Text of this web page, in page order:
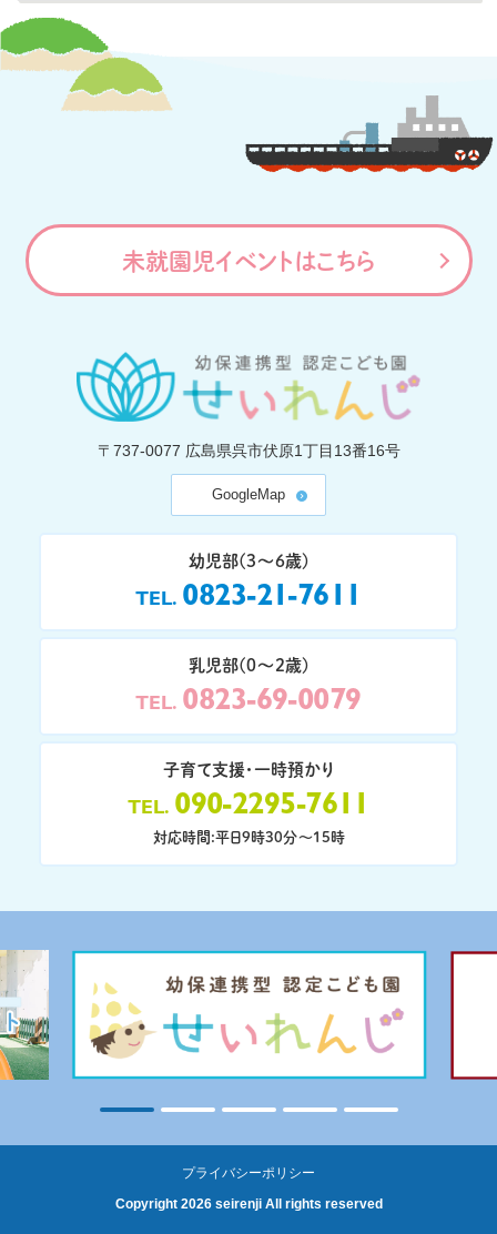
未就園児イベントはこちら
〒737-0077 広島県呉市伏原1丁目13番16号
GoogleMap
幼児部(3〜6歳)
TEL 0823-21-7611
乳児部(0〜2歳)
TEL 0823-69-0079
子育て支援・一時預かり
TEL 090-2295-7611
対応時間:平日9時30分〜15時
プライバシーポリシー
Copyright 2026 seirenji All rights reserved